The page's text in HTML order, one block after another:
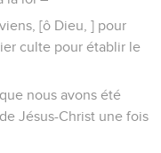
[ô Dieu, ] pour
culte pour établir le
nous avons été
Jésus-Christ une fois